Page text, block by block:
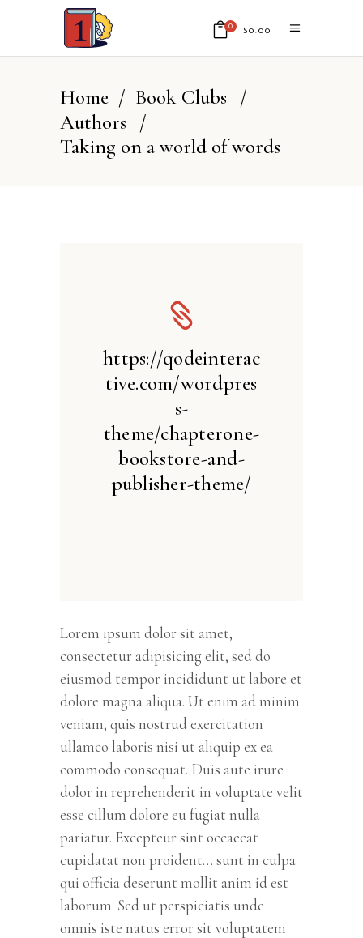
0 $0.00
No products in the cart.
Home / Book Clubs /
Authors
/
Taking on a world of words
https://qodeinterac
tive.com/wordpres
s-
theme/chapterone-
bookstore-and-
publisher-theme/
Lorem ipsum dolor sit amet,
consectetur adipisicing elit, sed do
eiusmod tempor incididunt ut labore et
dolore magna aliqua. Ut enim ad minim
veniam, quis nostrud exercitation
ullamco laboris nisi ut aliquip ex ea
commodo consequat. Duis aute irure
dolor in reprehenderit in voluptate velit
esse cillum dolore eu fugiat nulla
pariatur. Excepteur sint occaecat
cupidatat non proident… sunt in culpa
qui officia deserunt mollit anim id est
laborum. Sed ut perspiciatis unde
omnis iste natus error sit voluptatem